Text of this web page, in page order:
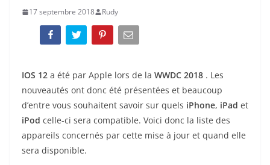
17 septembre 2018 Rudy
IOS 12 a été par Apple lors de la WWDC 2018 . Les
nouveautés ont donc été présentées et beaucoup
d’entre vous souhaitent savoir sur quels iPhone, iPad et
iPod celle-ci sera compatible. Voici donc la liste des
appareils concernés par cette mise à jour et quand elle
sera disponible.